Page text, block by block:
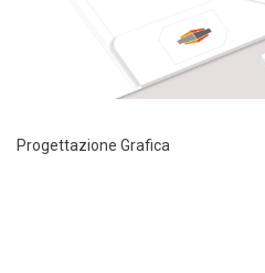
Progettazione Grafica